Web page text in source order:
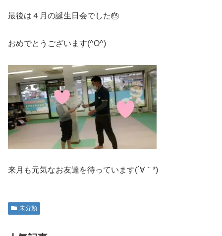
最後は４月の誕生日会でした🎂
おめでとうございます(^O^)
来月も元気なお友達を待っています(´∀｀*)
未分類